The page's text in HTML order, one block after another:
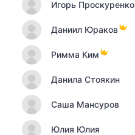
Игорь Проскуренко
Даниил Юраков
Римма Ким
Данила Стоякин
Саша Мансуров
Юлия Юлия